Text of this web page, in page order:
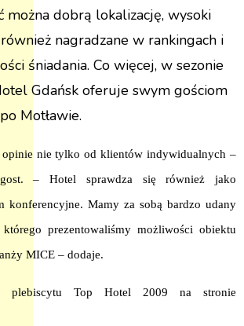
można dobrą lokalizację, wysoki
nagradzane w rankingach i
śniadania. Co więcej, w sezonie
Gdańsk oferuje swym gościom
Motławie.
opinie nie tylko od klientów indywidualnych –
– Hotel sprawdza się również jako
konferencyjne. Mamy za sobą bardzo udany
prezentowaliśmy możliwości obiektu
MICE – dodaje.
plebiscytu Top Hotel 2009 na stronie